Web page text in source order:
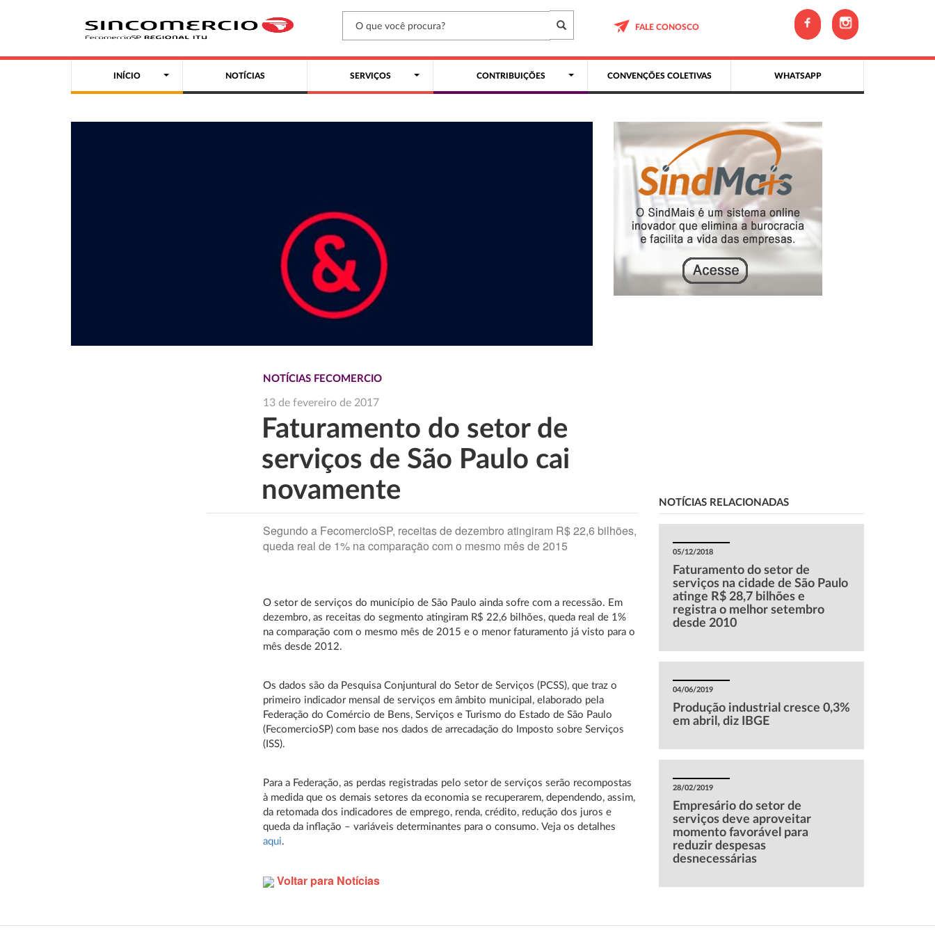
FALE CONOSCO
INÍCIO NOTÍCIAS SERVIÇOS CONTRIBUIÇÕES CONVENÇÕES COLETIVAS WHATSAPP
NOTÍCIAS FECOMERCIO
13 de fevereiro de 2017
Faturamento do setor de
serviços de São Paulo cai
novamente
Segundo a FecomercioSP, receitas de dezembro atingiram R$ 22,6 bilhões,
queda real de 1% na comparação com o mesmo mês de 2015
O setor de serviços do município de São Paulo ainda sofre com a recessão. Em
dezembro, as receitas do segmento atingiram R$ 22,6 bilhões, queda real de 1%
na comparação com o mesmo mês de 2015 e o menor faturamento já visto para o
mês desde 2012.
Os dados são da Pesquisa Conjuntural do Setor de Serviços (PCSS), que traz o
primeiro indicador mensal de serviços em âmbito municipal, elaborado pela
Federação do Comércio de Bens, Serviços e Turismo do Estado de São Paulo
(FecomercioSP) com base nos dados de arrecadação do Imposto sobre Serviços
(ISS).
Para a Federação, as perdas registradas pelo setor de serviços serão recompostas
à medida que os demais setores da economia se recuperarem, dependendo, assim,
da retomada dos indicadores de emprego, renda, crédito, redução dos juros e
queda da inflação – variáveis determinantes para o consumo. Veja os detalhes
aqui.
Voltar para Notícias
NOTÍCIAS RELACIONADAS
05/12/2018
Faturamento do setor de
serviços na cidade de São Paulo
atinge R$ 28,7 bilhões e
registra o melhor setembro
desde 2010
04/06/2019
Produção industrial cresce 0,3%
em abril, diz IBGE
28/02/2019
Empresário do setor de
serviços deve aproveitar
momento favorável para
reduzir despesas
desnecessárias